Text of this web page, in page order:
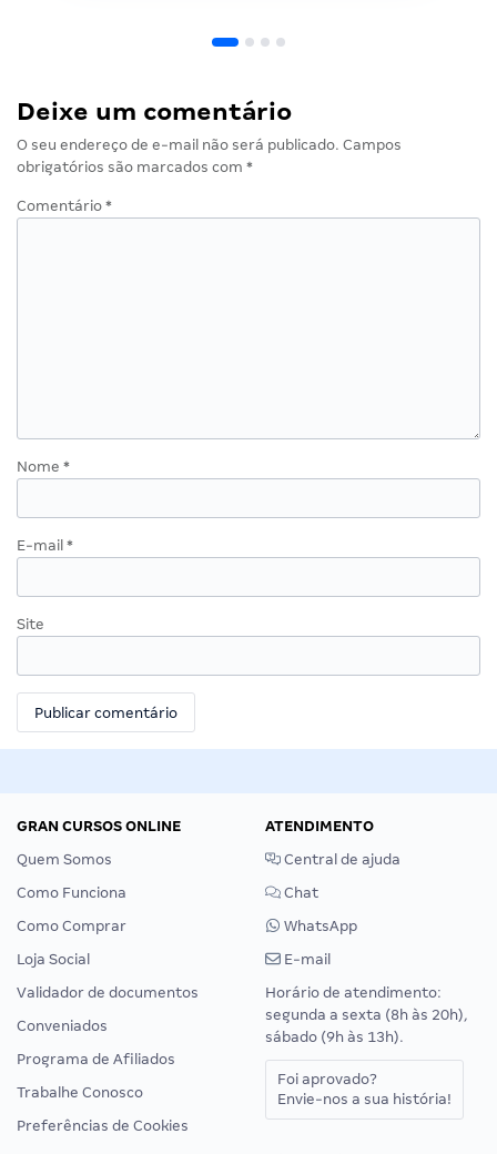
Deixe um comentário
O seu endereço de e-mail não será publicado. Campos
obrigatórios são marcados com *
Comentário *
Nome *
E-mail *
Site
GRAN CURSOS ONLINE
Quem Somos
Como Funciona
Como Comprar
Loja Social
Validador de documentos
Conveniados
Programa de Afiliados
Trabalhe Conosco
Preferências de Cookies
ATENDIMENTO
Central de ajuda
Chat
WhatsApp
E-mail
Horário de atendimento:
segunda a sexta (8h às 20h),
sábado (9h às 13h).
Foi aprovado?
Envie-nos a sua história!